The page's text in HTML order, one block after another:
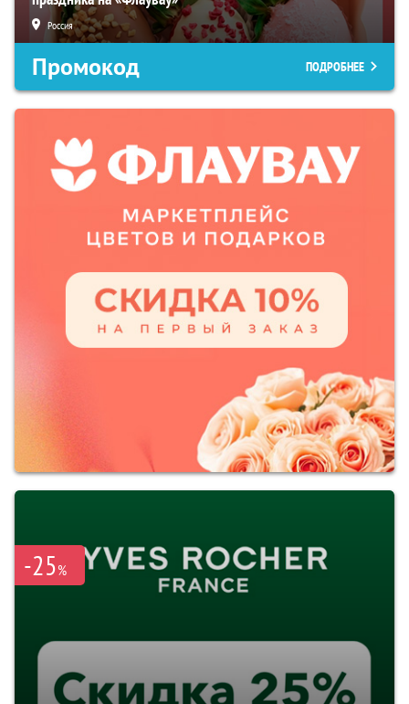
Россия
Промокод ПОДРОБНЕЕ
-25%